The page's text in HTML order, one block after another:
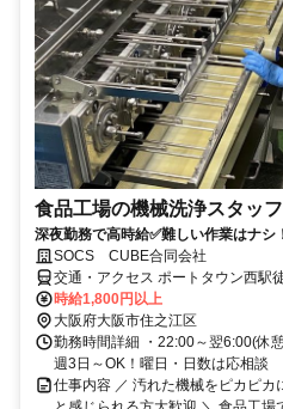
食品工場の機械洗浄スタッフ
深夜勤務で高時給✅難しい作業はナシ
SOCS CUBE合同会社
交通・アクセス ポートタウン西駅
時給1,800円以上
大阪府大阪市住之江区
勤務時間詳細 ・22:00～翌6:00(休
週3日～OK！曜日・日数は応相談
仕事内容 ／ 汚れた機械をピカピ